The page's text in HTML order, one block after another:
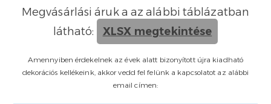
Megvásárlási áruk a az alábbi táblázatban
látható:
XLSX megtekintése
Amennyiben érdekelnek az évek alatt bizonyított újra kiadható
dekorációs kellékeink, akkor vedd fel felünk a kapcsolatot az alábbi
email címen: